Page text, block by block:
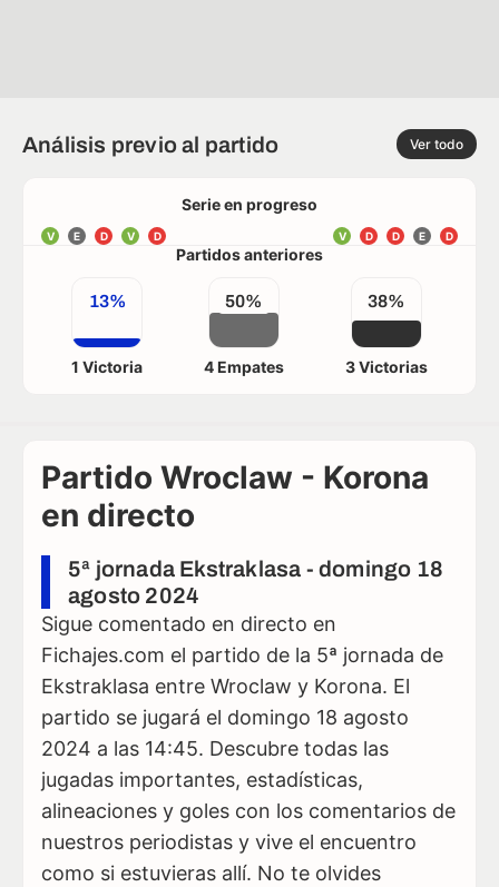
Análisis previo al partido Ver todo
Serie en progreso
V E D V D D
E
D
D
V
Partidos anteriores
13%
1 Victoria
50%
4 Empates
38%
3 Victorias
Partido Wroclaw - Korona
en directo
5ª jornada Ekstraklasa - domingo 18
agosto 2024
Sigue comentado en directo en
Fichajes.com el partido de la 5ª jornada de
Ekstraklasa entre Wroclaw y Korona. El
partido se jugará el domingo 18 agosto
2024 a las 14:45. Descubre todas las
jugadas importantes, estadísticas,
alineaciones y goles con los comentarios de
nuestros periodistas y vive el encuentro
como si estuvieras allí. No te olvides